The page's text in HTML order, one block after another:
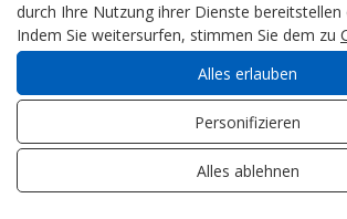
SRL, im Namen der Electra Building
GmbH ist daher stets bemüht, die
der Grundsätze des Datenschutzes
Anforderungen in diesem Bereich
Datenschutzbeauftragten mit
durch Ihre Nutzung ihrer Dienste bereitstellen
Indem Sie weitersurfen, stimmen Sie dem zu
Alles erlauben
Personifizieren
Alles ablehnen